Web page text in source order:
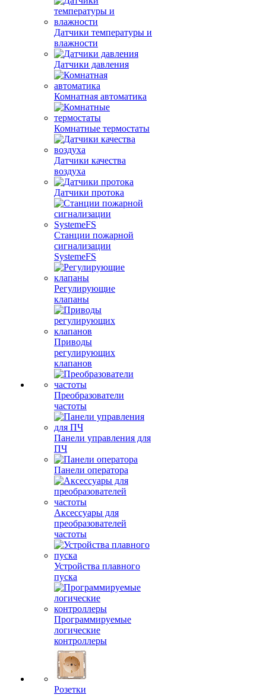
Датчики температуры и
влажности
Датчики давления
Комнатная автоматика
Комнатные термостаты
Датчики качества
воздуха
Датчики протока
Станции пожарной
сигнализации
SystemeFS
Регулирующие
клапаны
Приводы
регулирующих
клапанов
Преобразователи
частоты
Панели управления для
ПЧ
Панели оператора
Аксессуары для
преобразователей
частоты
Устройства плавного
пуска
Программируемые
логические
контроллеры
Розетки